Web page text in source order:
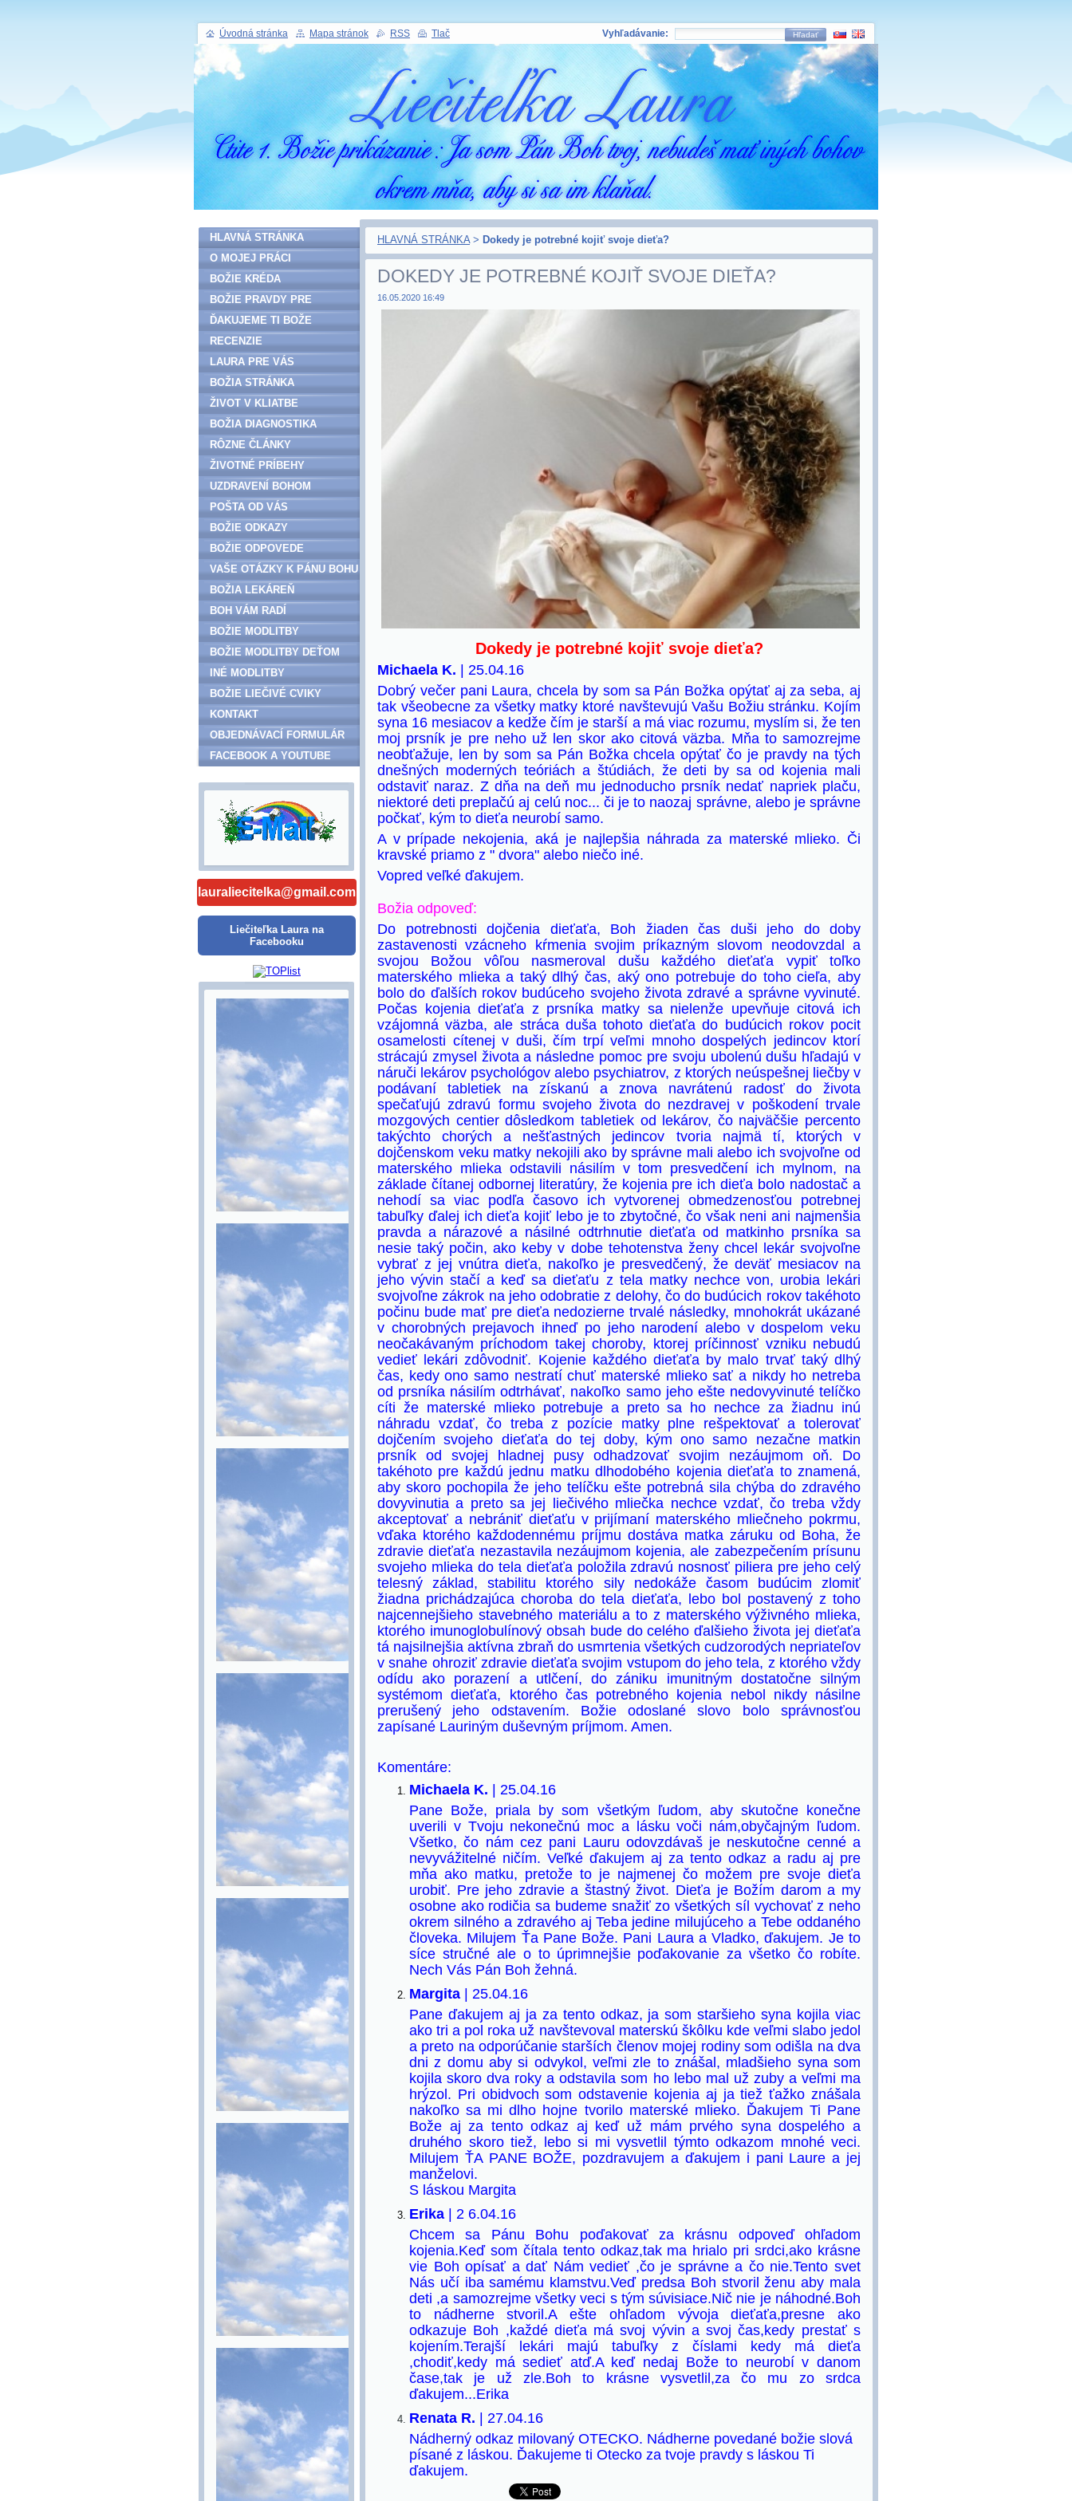
HLAVNÁ STRÁNKA > Dokedy je potrebné kojiť svoje dieťa?
DOKEDY JE POTREBNÉ KOJIŤ SVOJE DIEŤA?
16.05.2020 16:49
Dokedy je potrebné kojiť svoje dieťa?
Michaela K.
| 25.04.16
Dobrý večer pani Laura, chcela by som sa Pán Božka opýtať aj za seba, aj
tak všeobecne za všetky matky ktoré navštevujú Vašu Božiu stránku. Kojím
syna 16 mesiacov a kedže čím je starší a má viac rozumu, myslím si, že ten
moj prsník je pre neho už len skor ako citová väzba. Mňa to samozrejme
neobťažuje, len by som sa Pán Božka chcela opýtať čo je pravdy na tých
dnešných moderných teóriách a štúdiách, že deti by sa od kojenia mali
odstaviť naraz. Z dňa na deň mu jednoducho prsník nedať napriek plaču,
niektoré deti preplačú aj celú noc... či je to naozaj správne, alebo je správne
počkať, kým to dieťa neurobí samo.
A v prípade nekojenia, aká je najlepšia náhrada za materské mlieko. Či
kravské priamo z " dvora" alebo niečo iné.
Vopred veľké ďakujem.
Božia odpoveď:
Do potrebnosti dojčenia dieťaťa, Boh žiaden čas duši jeho do doby
zastavenosti vzácneho kŕmenia svojim príkazným slovom neodovzdal a
svojou Božou vôľou nasmeroval dušu každého dieťaťa vypiť toľko
materského mlieka a taký dlhý čas, aký ono potrebuje do toho cieľa, aby
bolo do ďalších rokov budúceho svojeho života zdravé a správne vyvinuté.
Počas kojenia dieťaťa z prsníka matky sa nielenže upevňuje citová ich
vzájomná väzba, ale stráca duša tohoto dieťaťa do budúcich rokov pocit
osamelosti cítenej v duši, čím trpí veľmi mnoho dospelých jedincov ktorí
strácajú zmysel života a následne pomoc pre svoju ubolenú dušu hľadajú v
náruči lekárov psychológov alebo psychiatrov, z ktorých neúspešnej liečby v
podávaní tabletiek na získanú a znova navrátenú radosť do života
spečaťujú zdravú formu svojeho života do nezdravej v poškodení trvale
mozgových centier dôsledkom tabletiek od lekárov, čo najväčšie percento
takýchto chorých a nešťastných jedincov tvoria najmä tí, ktorých v
dojčenskom veku matky nekojili ako by správne mali alebo ich svojvoľne od
materského mlieka odstavili násilím v tom presvedčení ich mylnom, na
základe čítanej odbornej literatúry, že kojenia pre ich dieťa bolo nadostač a
nehodí sa viac podľa časovo ich vytvorenej obmedzenosťou potrebnej
tabuľky ďalej ich dieťa kojiť lebo je to zbytočné, čo však neni ani najmenšia
pravda a nárazové a násilné odtrhnutie dieťaťa od matkinho prsníka sa
nesie taký počin, ako keby v dobe tehotenstva ženy chcel lekár svojvoľne
vybrať z jej vnútra dieťa, nakoľko je presvedčený, že deväť mesiacov na
jeho vývin stačí a keď sa dieťaťu z tela matky nechce von, urobia lekári
svojvoľne zákrok na jeho odobratie z delohy, čo do budúcich rokov takéhoto
počinu bude mať pre dieťa nedozierne trvalé následky, mnohokrát ukázané
v chorobných prejavoch ihneď po jeho narodení alebo v dospelom veku
neočakávaným príchodom takej choroby, ktorej príčinnosť vzniku nebudú
vedieť lekári zdôvodniť. Kojenie každého dieťaťa by malo trvať taký dlhý
čas, kedy ono samo nestratí chuť materské mlieko sať a nikdy ho netreba
od prsníka násilím odtrhávať, nakoľko samo jeho ešte nedovyvinuté telíčko
cíti že materské mlieko potrebuje a preto sa ho nechce za žiadnu inú
náhradu vzdať, čo treba z pozície matky plne rešpektovať a tolerovať
dojčením svojeho dieťaťa do tej doby, kým ono samo nezačne matkin
prsník od svojej hladnej pusy odhadzovať svojim nezáujmom oň. Do
takéhoto pre každú jednu matku dlhodobého kojenia dieťaťa to znamená,
aby skoro pochopila že jeho telíčku ešte potrebná sila chýba do zdravého
dovyvinutia a preto sa jej liečivého mliečka nechce vzdať, čo treba vždy
akceptovať a nebrániť dieťaťu v prijímaní materského mliečneho pokrmu,
vďaka ktorého každodennému príjmu dostáva matka záruku od Boha, že
zdravie dieťaťa nezastavila nezáujmom kojenia, ale zabezpečením prísunu
svojeho mlieka do tela dieťaťa položila zdravú nosnosť piliera pre jeho celý
telesný základ, stabilitu ktorého sily nedokáže časom budúcim zlomiť
žiadna prichádzajúca choroba do tela dieťaťa, lebo bol postavený z toho
najcennejšieho stavebného materiálu a to z materského výživného mlieka,
ktorého imunoglobulínový obsah bude do celého ďalšieho života jej dieťaťa
tá najsilnejšia aktívna zbraň do usmrtenia všetkých cudzorodých nepriateľov
v snahe ohroziť zdravie dieťaťa svojim vstupom do jeho tela, z ktorého vždy
odídu ako porazení a utlčení, do zániku imunitným dostatočne silným
systémom dieťaťa, ktorého čas potrebného kojenia nebol nikdy násilne
prerušený jeho odstavením. Božie odoslané slovo bolo správnosťou
zapísané Lauriným duševným príjmom. Amen.
Komentáre:
Michaela K. | 25.04.16
Pane Bože, priala by som všetkým ľudom, aby skutočne konečne
uverili v Tvoju nekonečnú moc a lásku voči nám,obyčajným ľudom.
Všetko, čo nám cez pani Lauru odovzdávaš je neskutočne cenné a
nevyvážitelné ničím. Veľké ďakujem aj za tento odkaz a radu aj pre
mňa ako matku, pretože to je najmenej čo možem pre svoje dieťa
urobiť. Pre jeho zdravie a štastný život. Dieťa je Božím darom a my
osobne ako rodičia sa budeme snažiť zo všetkých síl vychovať z neho
okrem silného a zdravého aj Teba jedine milujúceho a Tebe oddaného
človeka. Milujem Ťa Pane Bože. Pani Laura a Vladko, ďakujem. Je to
síce stručné ale o to úprimnejšie poďakovanie za všetko čo robíte.
Nech Vás Pán Boh žehná.
Margita | 25.04.16
Pane ďakujem aj ja za tento odkaz, ja som staršieho syna kojila viac
ako tri a pol roka už navštevoval materskú škôlku kde veľmi slabo jedol
a preto na odporúčanie starších členov mojej rodiny som odišla na dva
dni z domu aby si odvykol, veľmi zle to znášal, mladšieho syna som
kojila skoro dva roky a odstavila som ho lebo mal už zuby a veľmi ma
hrýzol. Pri obidvoch som odstavenie kojenia aj ja tiež ťažko znášala
nakoľko sa mi dlho hojne tvorilo materské mlieko. Ďakujem Ti Pane
Bože aj za tento odkaz aj keď už mám prvého syna dospelého a
druhého skoro tiež, lebo si mi vysvetlil týmto odkazom mnohé veci.
Milujem ŤA PANE BOŽE, pozdravujem a ďakujem i pani Laure a jej
manželovi.
S láskou Margita
Erika | 2 6.04.16
Chcem sa Pánu Bohu poďakovať za krásnu odpoveď ohľadom
kojenia.Keď som čítala tento odkaz,tak ma hrialo pri srdci,ako krásne
vie Boh opísať a dať Nám vedieť ,čo je správne a čo nie.Tento svet
Nás učí iba samému klamstvu.Veď predsa Boh stvoril ženu aby mala
deti ,a samozrejme všetky veci s tým súvisiace.Nič nie je náhodné.Boh
to nádherne stvoril.A ešte ohľadom vývoja dieťaťa,presne ako
odkazuje Boh ,každé dieťa má svoj vývin a svoj čas,kedy prestať s
kojením.Terajší lekári majú tabuľky z číslami kedy má dieťa
,chodiť,kedy má sedieť atď.A keď nedaj Bože to neurobí v danom
čase,tak je už zle.Boh to krásne vysvetlil,za čo mu zo srdca
ďakujem...Erika
Renata R.
| 27.04.16
Nádherný odkaz milovaný OTECKO. Nádherne povedané božie slová
písané z láskou. Ďakujeme ti Otecko za tvoje pravdy s láskou Ti
ďakujem.
HLAVNÁ STRÁNKA
O MOJEJ PRÁCI
BOŽIE KRÉDA
BOŽIE PRAVDY PRE
ĽUDSTVO
ĎAKUJEME TI BOŽE
RECENZIE
LAURA PRE VÁS
BOŽIA STRÁNKA
ŽIVOT V KLIATBE
BOŽIA DIAGNOSTIKA
RÔZNE ČLÁNKY
ŽIVOTNÉ PRÍBEHY
UZDRAVENÍ BOHOM
POŠTA OD VÁS
BOŽIE ODKAZY
BOŽIE ODPOVEDE
VAŠE OTÁZKY K PÁNU BOHU
BOŽIA LEKÁREŇ
BOH VÁM RADÍ
BOŽIE MODLITBY
BOŽIE MODLITBY DEŤOM
INÉ MODLITBY
BOŽIE LIEČIVÉ CVIKY
KONTAKT
OBJEDNÁVACÍ FORMULÁR
FACEBOOK A YOUTUBE
lauraliecitelka@gmail.com
Liečiteľka Laura na
Facebooku
Úvodná stránka Mapa stránok RSS Tlač Vyhľadávanie: Hľadať